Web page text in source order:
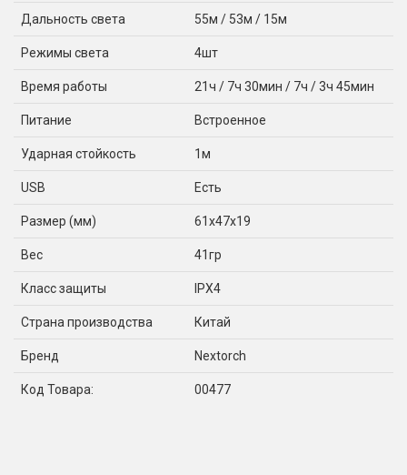
Дальность света 55м / 53м / 15м
Режимы света 4шт
Время работы 21ч / 7ч 30мин / 7ч / 3ч 45мин
Питание Встроенное
Ударная стойкость 1м
USB Есть
Размер (мм) 61x47x19
Вес 41гр
Класс защиты IPX4
Страна производства Китай
Бренд Nextorch
Код Товара: 00477